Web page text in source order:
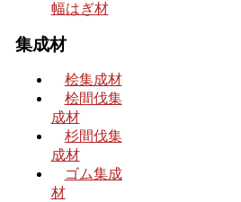
幅はぎ材
集成材
桧集成材
桧間伐集
成材
杉間伐集
成材
ゴム集成
材